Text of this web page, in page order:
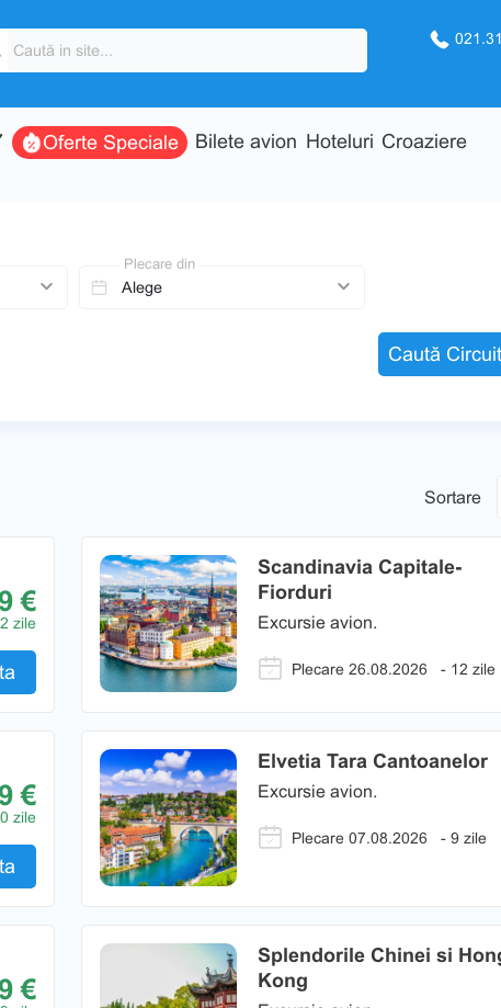
Oferte Speciale Bilete avion Hoteluri Croaziere
Plecare din
Caută
Sortare
€
zile
Scandinavia Capitale-
Fiorduri
Excursie avion.
Plecare 26.08.2026 - 12 zile
€
zile
Elvetia Tara Cantoanelor
Excursie avion.
Plecare 07.08.2026 - 9 zile
€
Splendorile Chinei si
Kong